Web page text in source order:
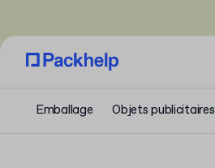
Emballage Objets publicitaires